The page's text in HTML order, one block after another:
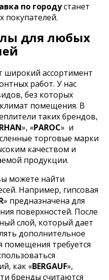
по городустанет
покупателей.
для любых
широкий ассортимент
работ. У нас
без которых
помещения. В
таких брендов,
», «PAROC» и
торговые марки
качеством и
продукции.
можете найти
Например, гипсовая
» предназначена для
поверхностей. После
слой, который дает
дополнительное
помещения требуется
как «BERGAUF»,
бренды считаются